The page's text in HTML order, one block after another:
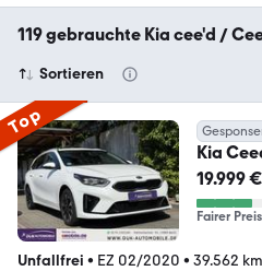
119 gebrauchte Kia cee'd /
Sortieren
Top
Kia
Hybrid
19.999 €
Fairer Preis
Unfallfrei • EZ 02/2020 • 39.562 km